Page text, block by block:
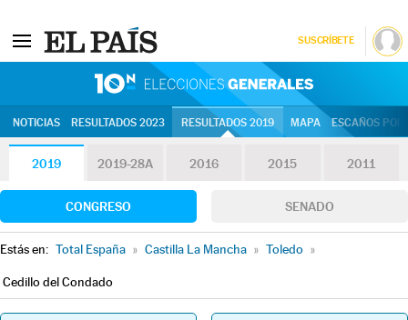
SUSCRÍBETE
NOTICIAS RESULTADOS 2023 RESULTADOS 2019 MAPA ESCAÑOS
2019 2019-28A 2016 2015 2011
CONGRESO SENADO
Estás en: Total España » Castilla La Mancha » Toledo »
Cedillo del Condado